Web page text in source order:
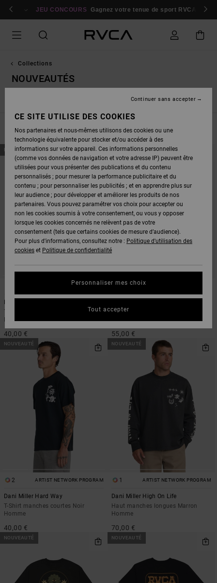
GRILLE
Se connecter / s'inscrire
JEU CONCOURS Gagnez votre tenue de sport RVCA
Collections
NOUVEAUTÉS
Tarot Series Exotica
FILTRER & TRIER
PASSER
AUX
CRITÈRES
ALLER
TRIER
NOUVEAUTÉ
ARTIST NETWORK PROGRAM
T-Shirt manches courtes Vert
Homme
40,00 €
NOUVEAUTÉ
1 ARTIST NETWORK PROGRAM
T-Shirt manches courtes Beige
Homme
55,00 €
NOUVEAUTÉ
2 ARTIST NETWORK PROGRAM
Dani Miller Hard Way
T-Shirt manches courtes Noir
Homme
40,00 €
NOUVEAUTÉ
1 ARTIST NETWORK PROGRAM
Dani Miller High On Life
Haut manches longues Marron
Homme
70,00 €
NOUVEAUTÉ NOUVEAUTÉ
CE SITE UTILISE DES COOKIES
Nos partenaires et nous-mêmes utilisons des cookies ou une
technologie équivalente pour stocker et/ou accéder à des
informations sur votre appareil. Ces informations personnelles
(comme vos données de navigation et votre adresse IP) peuvent être
utilisées pour vous présenter des publications et du contenu
personnalisés ; pour mesurer la performance publicitaire et du
contenu ; pour personnaliser les publicités ; et en apprendre plus sur
leur audience ; pour développer et améliorer les produits de nos
partenaires. Vous pouvez paramétrer vos choix pour accepter ou
non les cookies soumis à votre consentement, ou vous y opposer
lorsque les cookies concernés ne relèvent pas de votre
consentement (tels que certains cookies de mesure d’audience).
Pour plus d'informations, consultez notre : Politique d'utilisation des
cookies et Politique de confidentialité
Personnaliser mes choix
Continuer sans accepter
Tout accepter